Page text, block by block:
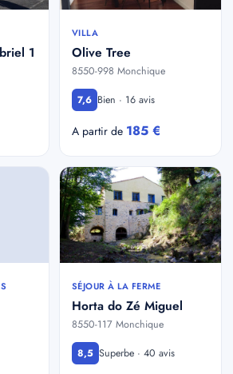
1
VILLA
Olive Tree
8550-998 Monchique
7,6 Bien · 16 avis
A partir de 185 €
SÉJOUR À LA FERME
Horta do Zé Miguel
8550-117 Monchique
8,5 Superbe · 40 avis